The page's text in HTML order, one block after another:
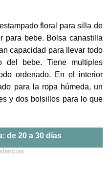
es:
41,55€.
floral para silla de
para bebe. Bolsa canastilla
capacidad para llevar todo
del bebe. Tiene multiples
ordenado. En el interior
para la ropa húmeda, un
y dos bolsillos para lo que
de 20 a 30 días
Mum cantidad